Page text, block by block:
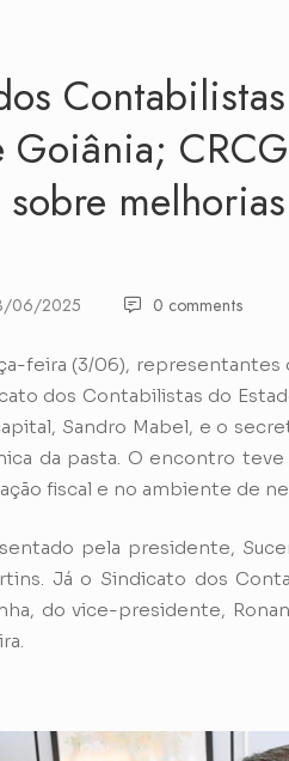
Goiânia;
sobre
06/2025 0 comments
feira (3/06),
dos Contabilistas do
Sandro Mabel, e o
da pasta. O encontro
fiscal e no ambiente de
pela presidente,
Já o Sindicato dos
do vice-presidente,